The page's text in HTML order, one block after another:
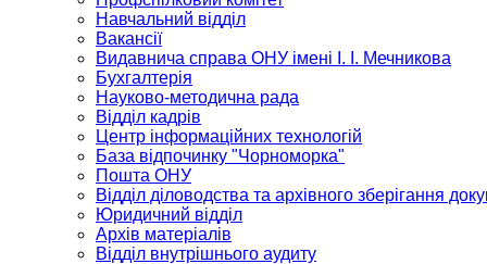
Навчальний відділ
Вакансії
Видавнича справа ОНУ імені І. І. Мечникова
Бухгалтерія
Науково-методична рада
Відділ кадрів
Центр інформаційних технологій
База відпочинку "Чорноморка"
Пошта ОНУ
Відділ діловодства та архівного зберігання
Юридичний відділ
Архів матеріалів
Відділ внутрішнього аудиту